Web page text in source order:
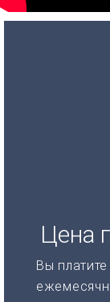
Цена
Вы